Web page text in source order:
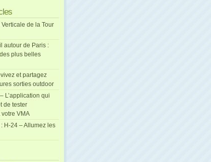
de la Tour
autour de Paris :
plus belles
et partagez
sorties outdoor
L’application qui
de tester
VMA
H-24 – Allumez les